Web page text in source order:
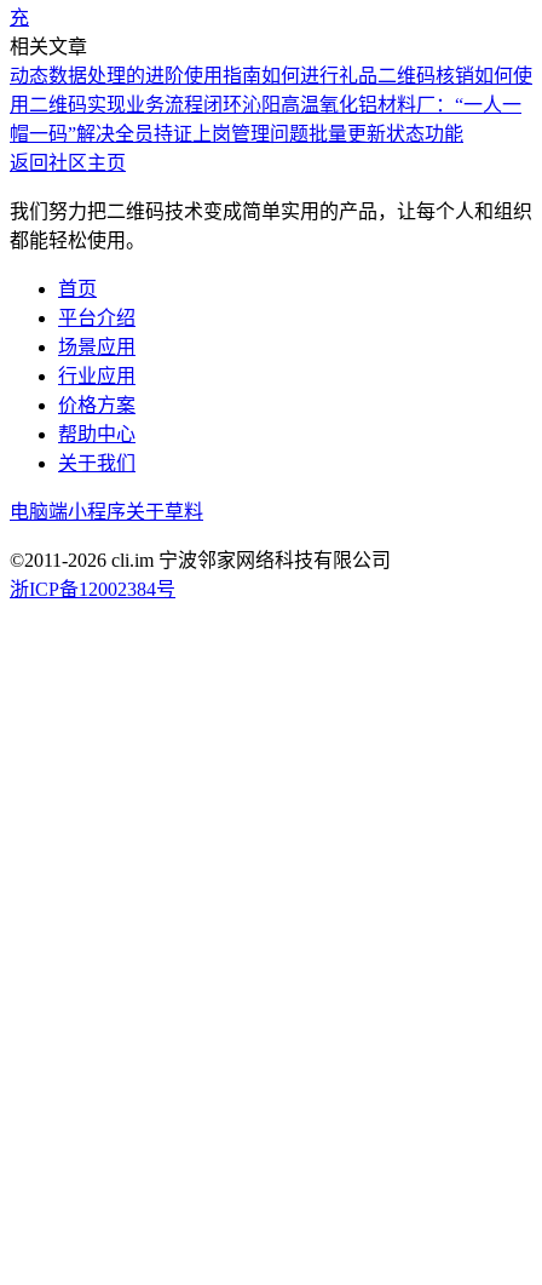
充
相关文章
动态数据处理的进阶使用指南如何进行礼品二维码核销如何使
用二维码实现业务流程闭环沁阳高温氧化铝材料厂：“一人一
帽一码”解决全员持证上岗管理问题批量更新状态功能
返回社区主页
我们努力把二维码技术变成简单实用的产品，让每个人和组织
都能轻松使用。
首页
平台介绍
场景应用
行业应用
价格方案
帮助中心
关于我们
电脑端小程序关于草料
©2011-2026 cli.im 宁波邻家网络科技有限公司
浙ICP备12002384号